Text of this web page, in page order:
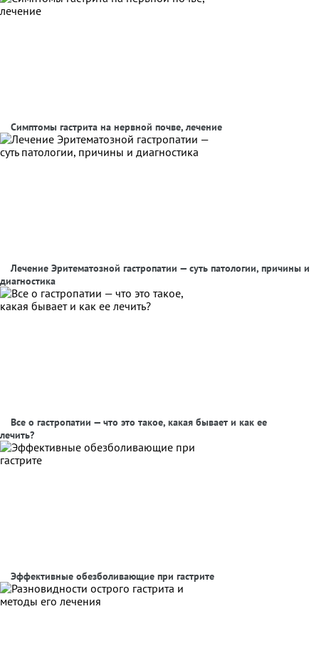
Симптомы гастрита на нервной почве, лечение
Лечение Эритематозной гастропатии — суть патологии, причины и
диагностика
Все о гастропатии — что это такое, какая бывает и как ее
лечить?
Эффективные обезболивающие при гастрите